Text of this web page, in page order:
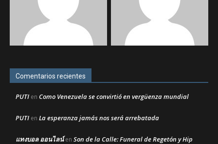
Comentarios recientes
PUTI en Como Venezuela se convirtió en vergüenza mundial
PUTI en La esperanza jamás nos será arrebatada
แทงบอล ออนไลน์en Son de la Calle: Funeral de Regetón y Hip